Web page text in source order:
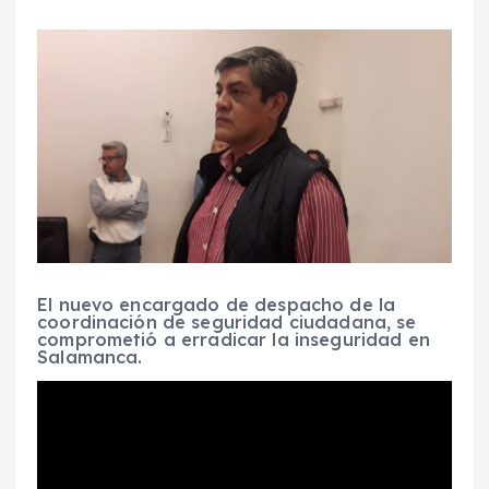
El nuevo encargado de despacho de la
coordinación de seguridad ciudadana, se
comprometió a erradicar la inseguridad en
Salamanca.